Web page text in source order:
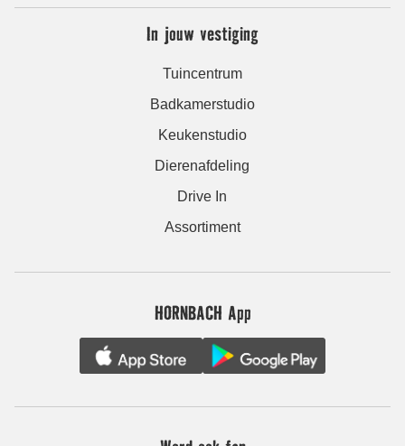
In jouw vestiging
Tuincentrum
Badkamerstudio
Keukenstudio
Dierenafdeling
Drive In
Assortiment
HORNBACH App